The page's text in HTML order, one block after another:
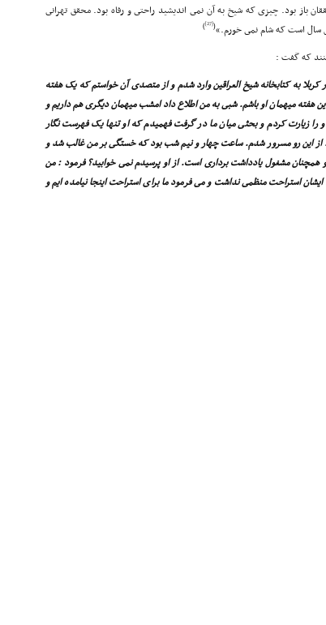
باز بود. چیزى که شیخ به آن نمى اندیشید راحتى و رفاه بود. محقق تهرانى
است که شام نمى خورم.»(
[27]
)
که گفت :
به کتابخانه شیخ العراقین وارد شدم و از متصدى آن خواستم که یک هفته
هفته میهمان او باشم. شبى به من اطلاع داد امشب میهمان دیگرى هم داریم و
زیارت کردم و بحثى میان ما در گرفت فهمیدم که او تنها یک فهرست نگار
از این رو مسرور شدم. ساعت چهار و نیم شب بود که خستگى بر من غالب شد و
همچنان مشغول یادداشت بردارى است. از او پرسیدم نمى خوابید؟ فرمود : من
استراحت منظمى نداشت و مى فرمود ما براى استراحت اینجا نیامده ایم و